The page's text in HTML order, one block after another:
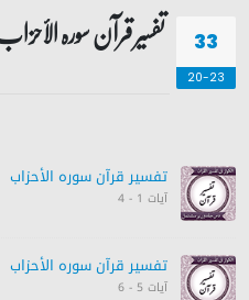
33
20-23
تفسیر قرآن سورہ ‎الأحزاب‎ آیات 20 - 23
تفسیر قرآن سورہ ‎الأحزاب‎
آیات 1 - 4
تفسیر قرآن سورہ ‎الأحزاب‎
آیات 5 - 6